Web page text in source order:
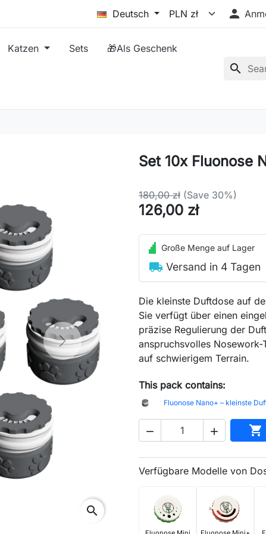
Deutsch 
Katzen Sets 🎁Als Geschenk
search
Next
search
Set 10x Fluonose
180,00 zł (Save 30%)
126,00 zł
Große Menge auf Lager
local_shipping Versand in 4 Tagen
Die kleinste Duftdose auf
Sie verfügt über einen
präzise Regulierung der
anspruchsvolles Nosework-
auf schwierigem Terrain.
This pack contains:
  
Verfügbare Modelle von